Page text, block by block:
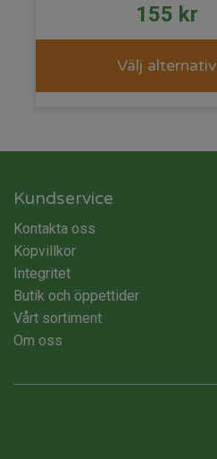
155 kr
Välj alternativ
Kundservice
Kontakta oss
Köpvillkor
Integritet
Butik och öppettider
Vårt sortiment
Om oss